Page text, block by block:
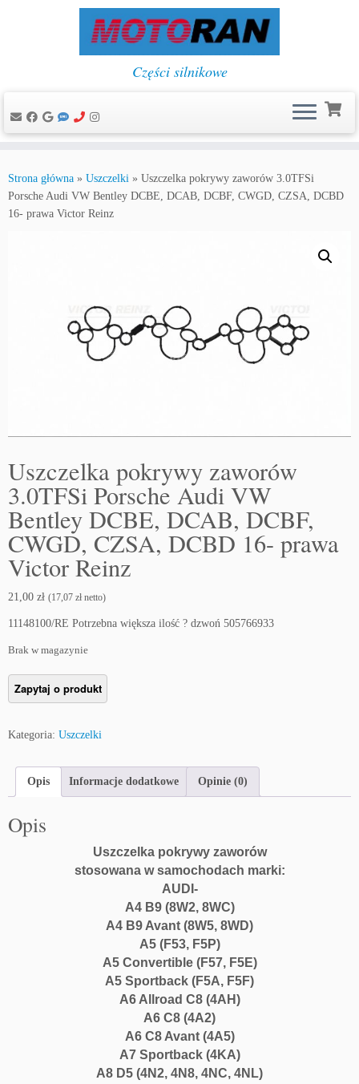
do
treści
Części silnikowe
Strona główna » Uszczelki » Uszczelka pokrywy zaworów 3.0TFSi
Porsche Audi VW Bentley DCBE, DCAB, DCBF, CWGD, CZSA, DCBD
16- prawa Victor Reinz
Uszczelka pokrywy zaworów
3.0TFSi Porsche Audi VW
Bentley DCBE, DCAB, DCBF,
CWGD, CZSA, DCBD 16- prawa
Victor Reinz
21,00 zł (17,07 zł netto)
11148100/RE Potrzebna większa ilość ? dzwoń 505766933
Brak w magazynie
Kategoria: Uszczelki
Opis Informacje dodatkowe Opinie (0)
Opis
Uszczelka pokrywy zaworów
stosowana w samochodach marki:
AUDI-
A4 B9 (8W2, 8WC)
A4 B9 Avant (8W5, 8WD)
A5 (F53, F5P)
A5 Convertible (F57, F5E)
A5 Sportback (F5A, F5F)
A6 Allroad C8 (4AH)
A6 C8 (4A2)
A6 C8 Avant (4A5)
A7 Sportback (4KA)
A8 D5 (4N2, 4N8, 4NC, 4NL)